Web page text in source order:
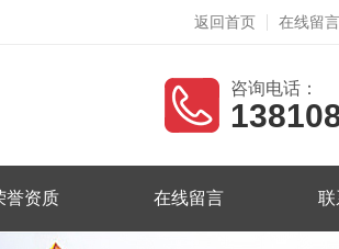
返回首页 在线留言
咨询电话：
誉资质 在线留言 联